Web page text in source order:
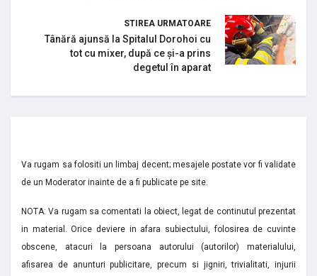
STIREA URMATOARE
Tânără ajunsă la Spitalul Dorohoi cu
tot cu mixer, după ce și-a prins
degetul în aparat
Va rugam sa folositi un limbaj decent; mesajele postate vor fi validate
de un Moderator inainte de a fi publicate pe site.
NOTA: Va rugam sa comentati la obiect, legat de continutul prezentat
in material. Orice deviere in afara subiectului, folosirea de cuvinte
obscene, atacuri la persoana autorului (autorilor) materialului,
afisarea de anunturi publicitare, precum si jigniri, trivialitati, injurii